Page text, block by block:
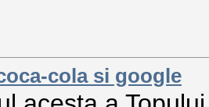
cola si google